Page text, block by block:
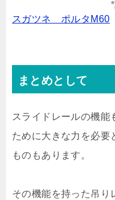
スガツネ ポルタM60
まとめとして
スライドレールの機能
ために大きな力を必要
ものもあります。
その機能を持った吊り